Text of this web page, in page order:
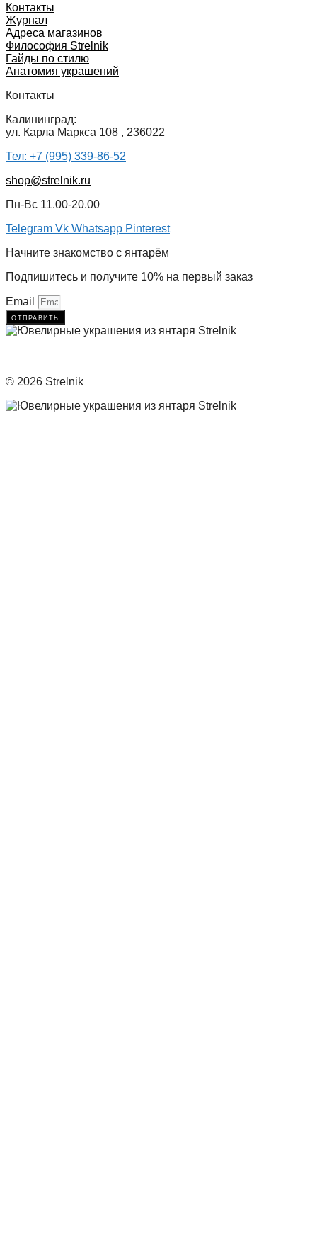
Контакты
Журнал
Адреса магазинов
Философия Strelnik
Гайды по стилю
Анатомия украшений
Контакты
Калининград:
ул. Карла Маркса 108 , 236022
Тел: +7 (995) 339-86-52
shop@strelnik.ru
Пн-Вс 11.00-20.00
Telegram Vk Whatsapp Pinterest
Начните знакомство с янтарём
Подпишитесь и получите 10% на первый заказ
Email
отправить
© 2026 Strelnik